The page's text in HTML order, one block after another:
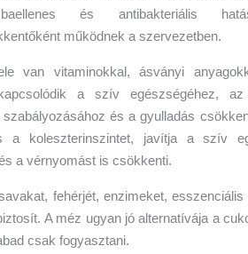
és antibakteriális
működnek a szervezetben.
van vitaminokkal, ásványi
a szív egészségéhez,
és a gyulladás
a koleszterinszintet, javítja a szív
a vérnyomást is csökkenti.
fehérjét, enzimeket,
A méz ugyan jó alternatívája a
csak fogyasztani.